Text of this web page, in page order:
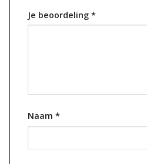
Je beoordeling *
Naam *